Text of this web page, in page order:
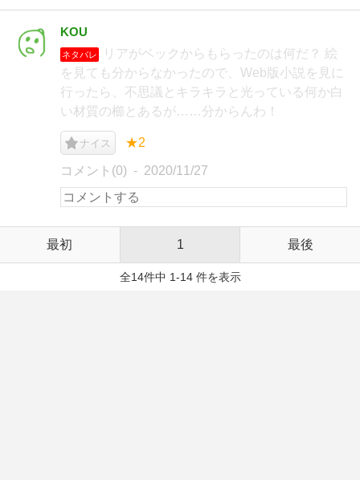
KOU
ネタバレ
リアがベックからもらったのは何だ？ 絵
を見ても分からなかったので、Web版小説を見に
行ったら、不思議とキラキラと光っている何か白
い材質の櫛とあるが……分からんわ！
ナイス ★2
コメント(0) 2020/11/27
最初 1 最後
全14件中 1-14 件を表示